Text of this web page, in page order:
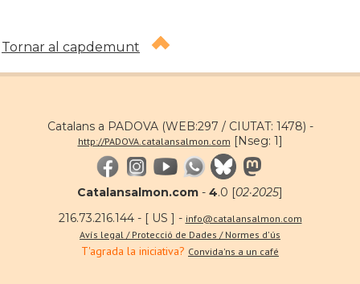
Tornar al capdemunt
Catalans a PADOVA (WEB:297 / CIUTAT: 1478) -
http://PADOVA.catalansalmon.com [Nseg: 1]
Catalansalmon.com - 4.0 [02·2025]
216.73.216.144 - [ US ] - info@catalansalmon.com
Avís legal / Protecció de Dades / Normes d'ús
T'agrada la iniciativa? Convida'ns a un café